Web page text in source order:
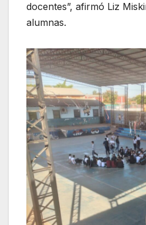
docentes”, afirmó Liz
alumnas.